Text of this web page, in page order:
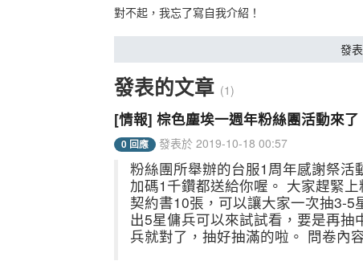
對不起，我忘了寫自我介紹！
發
發表的文章 (1)
[情報] 棕色塵埃一週年粉絲團活動來了
0 回應 發表於 2019-10-18 00:57
粉絲團所舉辦的台服1周年感謝祭
加碼1千鑽都送給你喔。 大家趕緊
契約書10張，可以讓大家一次抽3-
出5星傭兵可以來試試看，要是再
兵就對了，抽好抽滿的啦。 問卷內